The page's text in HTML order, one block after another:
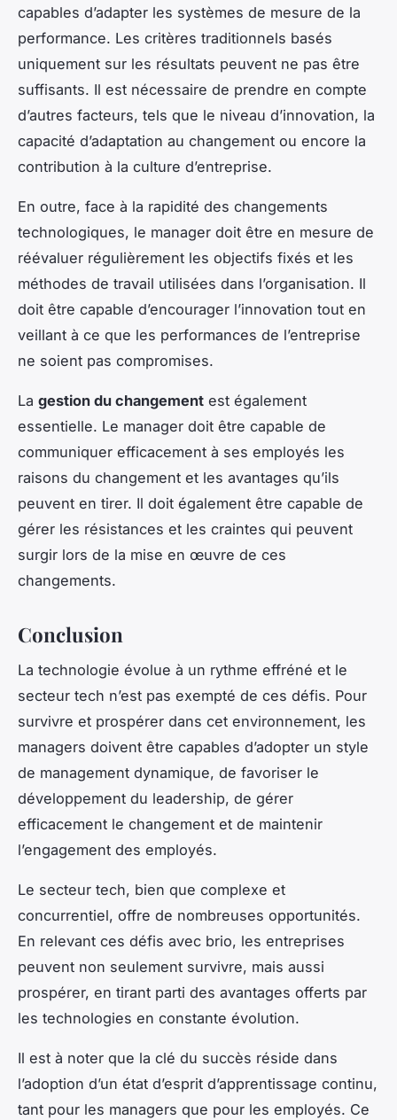
capables d’adapter les systèmes de mesure de la
performance. Les critères traditionnels basés
uniquement sur les résultats peuvent ne pas être
suffisants. Il est nécessaire de prendre en compte
d’autres facteurs, tels que le niveau d’innovation, la
capacité d’adaptation au changement ou encore la
contribution à la culture d’entreprise.
En outre, face à la rapidité des changements
technologiques, le manager doit être en mesure de
réévaluer régulièrement les objectifs fixés et les
méthodes de travail utilisées dans l’organisation. Il
doit être capable d’encourager l’innovation tout en
veillant à ce que les performances de l’entreprise
ne soient pas compromises.
La gestion du changement est également
essentielle. Le manager doit être capable de
communiquer efficacement à ses employés les
raisons du changement et les avantages qu’ils
peuvent en tirer. Il doit également être capable de
gérer les résistances et les craintes qui peuvent
surgir lors de la mise en œuvre de ces
changements.
Conclusion
La technologie évolue à un rythme effréné et le
secteur tech n’est pas exempté de ces défis. Pour
survivre et prospérer dans cet environnement, les
managers doivent être capables d’adopter un style
de management dynamique, de favoriser le
développement du leadership, de gérer
efficacement le changement et de maintenir
l’engagement des employés.
Le secteur tech, bien que complexe et
concurrentiel, offre de nombreuses opportunités.
En relevant ces défis avec brio, les entreprises
peuvent non seulement survivre, mais aussi
prospérer, en tirant parti des avantages offerts par
les technologies en constante évolution.
Il est à noter que la clé du succès réside dans
l’adoption d’un état d’esprit d’apprentissage continu,
tant pour les managers que pour les employés. Ce